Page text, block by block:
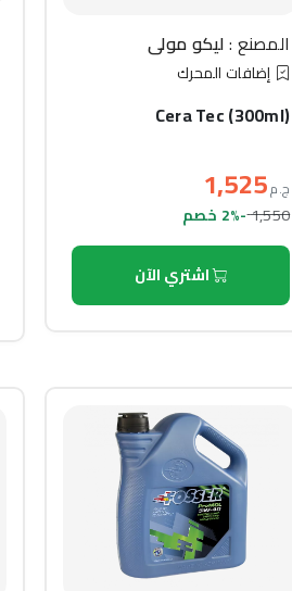
المصنع :ليكو مولي
إضافات المحرك
Cera Tec (300ml)
ج.م1,525
1,550-2% خصم
اشتري الآن